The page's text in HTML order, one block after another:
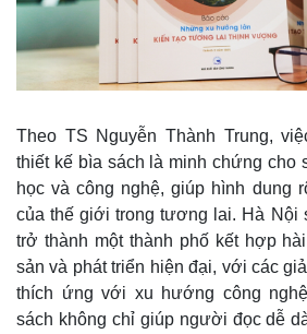
Quan sát
Cuộc sống đó đây
Hồ sơ
Video
Ảnh
E-
Theo TS Nguyễn Thành Trung,
thiết kế bìa sách là minh chứng cho
học và công nghệ, giúp hình dung
của thế giới trong tương lai. Hà Nội
trở thành một thành phố kết hợp
sản và phát triển hiện đại, với các
thích ứng với xu hướng công
sách không chỉ giúp người đọc dễ